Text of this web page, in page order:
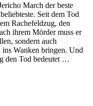
March der beste
Seit dem Tod
Rachefeldzug, den
ihrem Mörder muss er
sondern auch
Wanken bringen. Und
den Tod bedeutet …